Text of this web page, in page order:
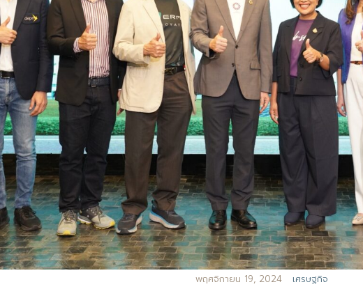
พฤศจิกายน 19, 2024 เศรษฐกิจ